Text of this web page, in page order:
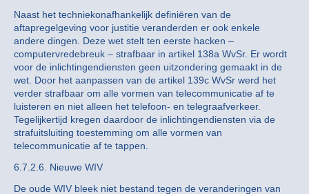
Naast het techniekonafhankelijk definiëren van de
aftapregelgeving voor justitie veranderden er ook enkele
andere dingen. Deze wet stelt ten eerste hacken –
computervredebreuk – strafbaar in artikel 138a WvSr. Er wordt
voor de inlichtingendiensten geen uitzondering gemaakt in de
wet. Door het aanpassen van de artikel 139c WvSr werd het
verder strafbaar om alle vormen van telecommunicatie af te
luisteren en niet alleen het telefoon- en telegraafverkeer.
Tegelijkertijd kregen daardoor de inlichtingendiensten via de
strafuitsluiting toestemming om alle vormen van
telecommunicatie af te tappen.
6.7.2.6. Nieuwe WIV
De oude WIV bleek niet bestand tegen de veranderingen van